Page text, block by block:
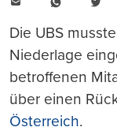
Die UBS
Niederlage
betroffenen
über einen
Österreich.